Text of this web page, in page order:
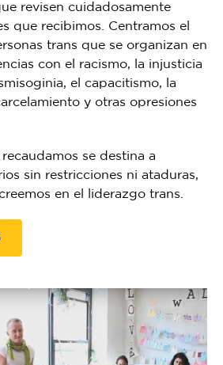
revisen cuidadosamente
que recibimos. Centramos el
trans que se organizan en
con el racismo, la injusticia
el capacitismo, la
y otras opresiones
se destina a
sin restricciones ni ataduras,
en el liderazgo trans.